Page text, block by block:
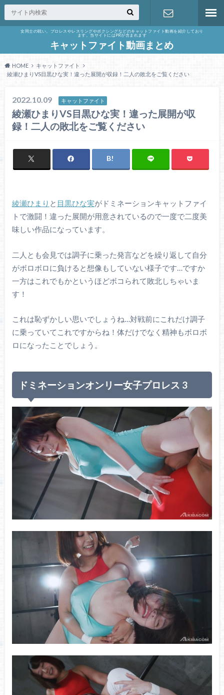
女同士の戦い。プロレスやレスリングやボクシングなどのキャットファイト動画を紹介しており
ます。当サイトにはPRが含まれます
キャットファイト動画まとめ
HOME
キャットファイト
綾瀬ひまりVS目黒ひな実！違った展開が収録！二人の敗北をご覧ください
2022.10.09 キャットファイト
綾瀬ひまりVS目黒ひな実！違った展開が収
録！二人の敗北をご覧ください
綾瀬ひまり と 目黒ひな実がドミネーションキャットファイ
トで激闘！違った展開が用意されているので一度で二度美
味しい作品になっています。
二人とも会見では調子に乗った発言などを繰り返して自分
がボロボロに負けると想像もしていない様子です…ですか
一方はこれでもかというほどボコられて敗北しちゃいま
す！
これは恥ずかしい思いでしょうね…対戦前にこれだけ調子
に乗っていてこれですからね！体だけでなく精神もボロボ
ロになったことでしょう。
ドミネーションオンリー女子プロレス 3